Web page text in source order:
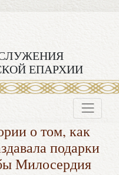
ЕПАРХИИ
о том, как
подарки
Милосердия